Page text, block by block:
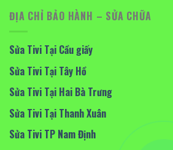
ĐỊA CHỈ BẢO HÀNH – SỬA CHỮA
Sửa Tivi Tại Cầu giấy
Sửa Tivi Tại Tây Hồ
Sửa Tivi Tại Hai Bà Trưng
Sửa Tivi Tại Thanh Xuân
Sửa Tivi TP Nam Định